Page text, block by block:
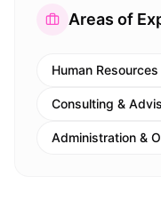
Areas of
Human Resources
Consulting &
Administration &